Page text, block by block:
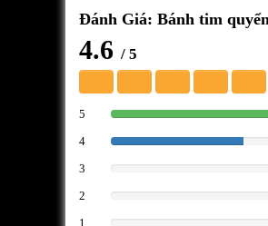
Đánh Giá: Bánh tim
4.6 / 5
5 60%
4 40%
3
2
1